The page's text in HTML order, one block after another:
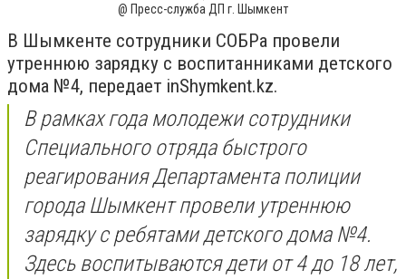
@ Пресс-служба ДП г. Шымкент
В Шымкенте сотрудники СОБРа провели
утреннюю зарядку с воспитанниками детского
дома №4, передает inShymkent.kz.
В рамках года молодежи сотрудники
Специального отряда быстрого
реагирования Департамента полиции
города Шымкент провели утреннюю
зарядку с ребятами детского дома №4.
Здесь воспитываются дети от 4 до 18 лет,